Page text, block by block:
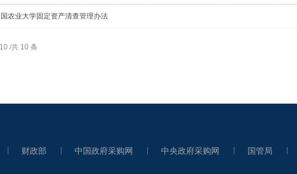
农业大学固定资产清查管理办法
/共 10 条
财政部 中国政府采购网 中央政府采购网 国管局